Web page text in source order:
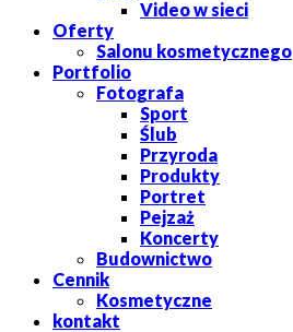
Video w sieci
Oferty
Salonu kosmetycznego
Portfolio
Fotografa
Sport
Ślub
Przyroda
Produkty
Portret
Pejzaż
Koncerty
Budownictwo
Cennik
Kosmetyczne
kontakt